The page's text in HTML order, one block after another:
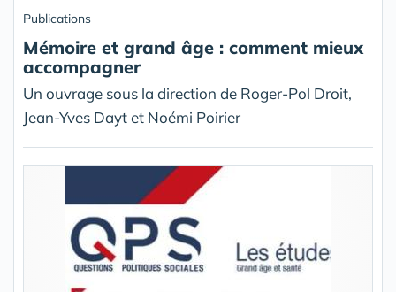
Publications
Mémoire et grand âge : comment mieux
accompagner
Un ouvrage sous la direction de Roger-Pol Droit,
Jean-Yves Dayt et Noémi Poirier